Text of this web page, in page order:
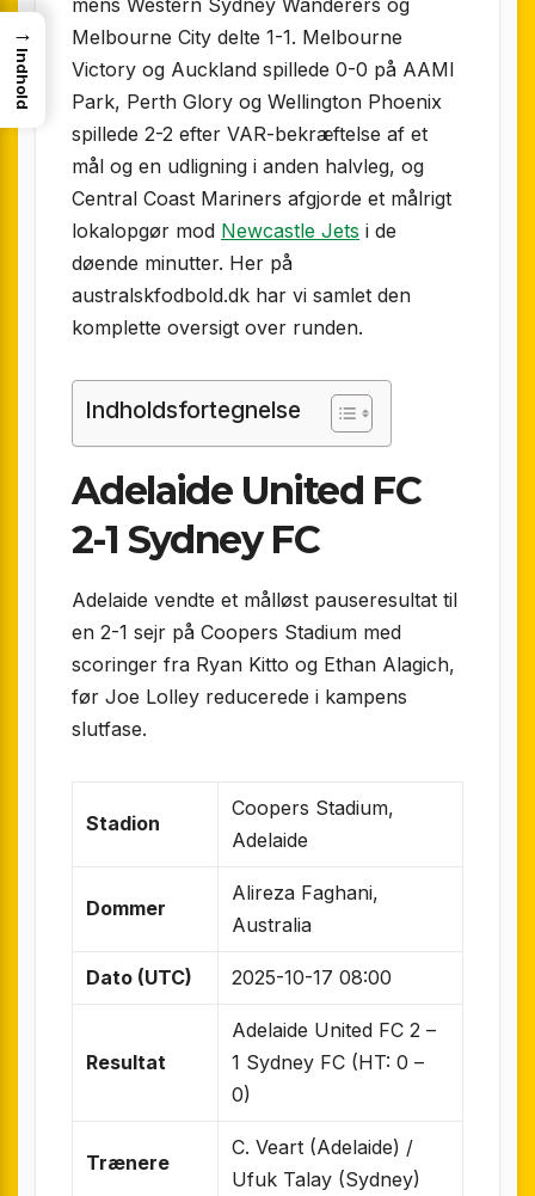
Melbourne City delte 1-1. Melbourne
Victory og Auckland spillede 0-0 på AAMI
Park, Perth Glory og Wellington Phoenix
spillede 2-2 efter VAR-bekræftelse af et
mål og en udligning i anden halvleg, og
Central Coast Mariners afgjorde et målrigt
lokalopgør mod Newcastle Jets i de
døende minutter. Her på
australskfodbold.dk har vi samlet den
komplette oversigt over runden.
Indholdsfortegnelse
Adelaide United FC
2-1 Sydney FC
Adelaide vendte et målløst pauseresultat til
en 2-1 sejr på Coopers Stadium med
scoringer fra Ryan Kitto og Ethan Alagich,
før Joe Lolley reducerede i kampens
slutfase.
Stadion
Coopers Stadium,
Adelaide
Dommer
Alireza Faghani,
Australia
Dato (UTC) 2025-10-17 08:00
Resultat
Adelaide United FC 2 –
1 Sydney FC (HT: 0 –
0)
Trænere
C. Veart (Adelaide) /
Ufuk Talay (Sydney)
→
Indhold